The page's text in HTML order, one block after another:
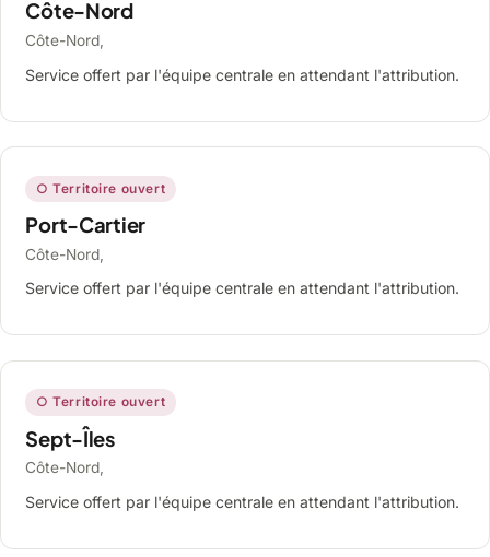
Côte-Nord
Côte-Nord,
Service offert par l'équipe centrale en attendant l'attribution.
○ Territoire ouvert
Port-Cartier
Côte-Nord,
Service offert par l'équipe centrale en attendant l'attribution.
○ Territoire ouvert
Sept-Îles
Côte-Nord,
Service offert par l'équipe centrale en attendant l'attribution.